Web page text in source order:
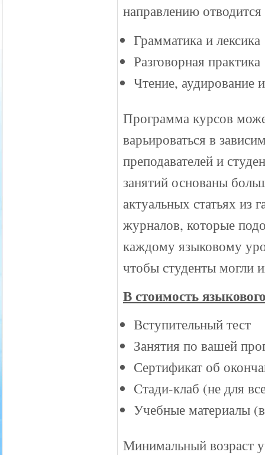
направлению
Грамматика и лексика
Разговорная практика
Чтение, аудирование
Программа курсов
варьироваться в
преподавателей и
занятий основаны
актуальных статьях из
журналов, которые
каждому языковому
чтобы студенты могли
В стоимость
Вступительный тест
Занятия по вашей
Сертификат об
Стади-клаб (не для
Учебные материалы
Минимальный возраст